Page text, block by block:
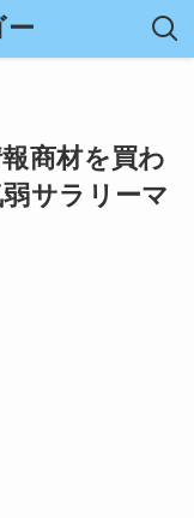
ー
商材を買わ
サラリーマ